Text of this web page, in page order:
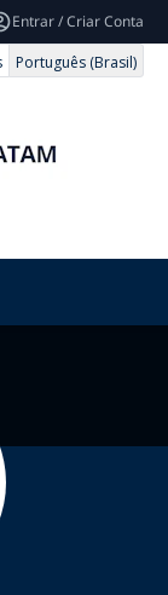
Entrar / Criar Conta
Português (Brasil)